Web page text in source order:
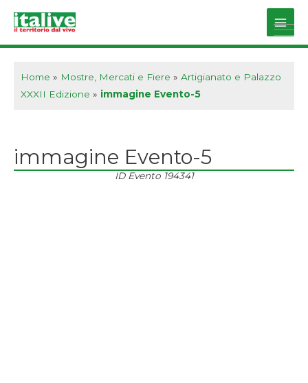
Main
Home » Mostre, Mercati e Fiere » Artigianato e Palazzo
XXXII Edizione » immagine Evento-5
immagine Evento-5
ID Evento 194341